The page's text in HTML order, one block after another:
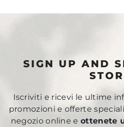
SIGN UP AND
Iscriviti e ricevi le ultime
promozioni e offerte
negozio online eottenete